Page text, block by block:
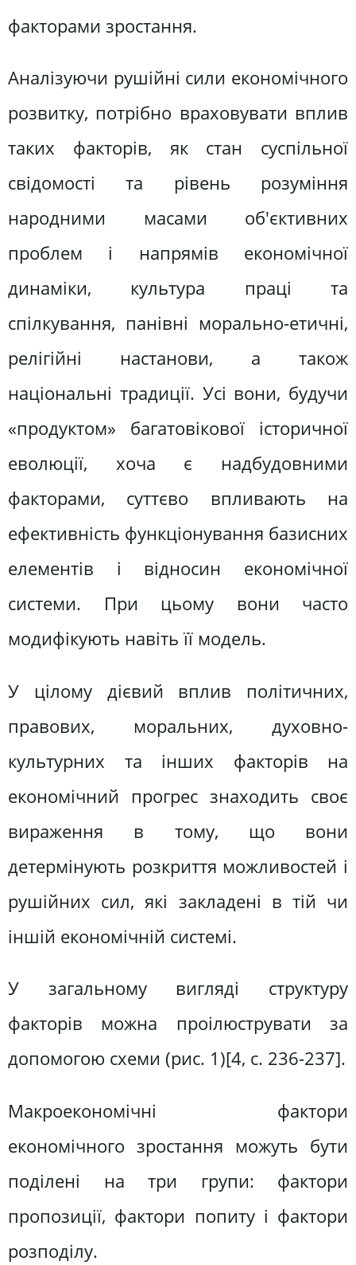
факторами зростання.
Аналізуючи рушійні сили економічного
розвитку, потрібно враховувати вплив
таких факторів, як стан суспільної
свідомості та рівень розуміння
народними масами об'єктивних
проблем і напрямів економічної
динаміки, культура праці та
спілкування, панівні морально-етичні,
релігійні настанови, а також
національні традиції. Усі вони, будучи
«продуктом» багатовікової історичної
еволюції, хоча є надбудовними
факторами, суттєво впливають на
ефективність функціонування базисних
елементів і відносин економічної
системи. При цьому вони часто
модифікують навіть її модель.
У цілому дієвий вплив політичних,
правових, моральних, духовно-
культурних та інших факторів на
економічний прогрес знаходить своє
вираження в тому, що вони
детермінують розкриття можливостей і
рушійних сил, які закладені в тій чи
іншій економічній системі.
У загальному вигляді структуру
факторів можна проілюструвати за
допомогою схеми (рис. 1)[4, c. 236-237].
Макроекономічні фактори
економічного зростання можуть бути
поділені на три групи: фактори
пропозиції, фактори попиту і фактори
розподілу.